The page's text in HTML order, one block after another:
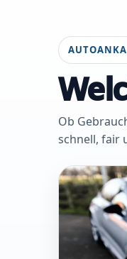
Ob
schnell, fair